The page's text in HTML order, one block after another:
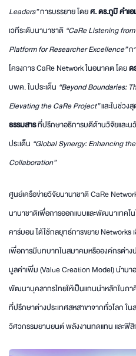
Leaders”การบรรยาย โดยศ. ดร.ภูมิ คำเ
เวทีระดับนานาชาติ “CaRe Listening
Platform for Researcher Excellence”ก
โครงการ CaRe Network ในอนาคต โดยด
บพค. ในประเด็น “Beyond Boundaries:
Elevating the CaRe Project”และในช่วง
ธรรมสารที่ปรึกษาอธิการบดีด้านวิจัยและน
ประเด็น “Global Synergy: Enhancing
Collaboration”
ศูนย์เครือข่ายวิจัยนานาชาติ CaRe
นานาชาติเพื่อการออกแบบและพัฒนาเทคโ
คาร์บอน ได้ใช้กลยุทธ์การขยาย Networks
เพื่อการมีบทบาทในสมาคมหรือองค์กรต่าง
มูลค่าเพิ่ม (Value Creation Model) นำมา
พัฒนาบุคลากรไทยให้เป็นแกนนำหลักในภ
ที่ปรึกษาต่างประเทศสหสาขาจากทั่วโลก
วิศวกรรมยานยนต์ พลังงานทดแทน และฟิ